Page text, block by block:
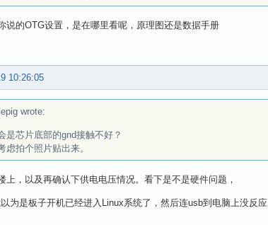
说的OTG设置，是在哪里看呢，原理图还是数据手册
10:26:05
wrote:
是芯片底部的gnd接触不好？
虑拍个照片贴出来。
上，以及再确认下供电电压情况。看下是不是硬件问题，
为是板子开机已经进入Linux系统了，然后连usb到电脑上没反应